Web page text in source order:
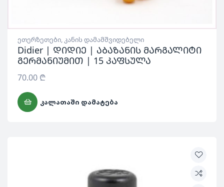
ეთერზეთები კანის დამამშვიდებელი
Didier | დიდიე | აბაზანის მარგალიტი
გერმანიუმით | 15 კაფსულა
70.00 ₾
ᲙᲐᲚᲐᲗᲐᲨᲘ ᲓᲐᲛᲐᲢᲔᲑᲐ